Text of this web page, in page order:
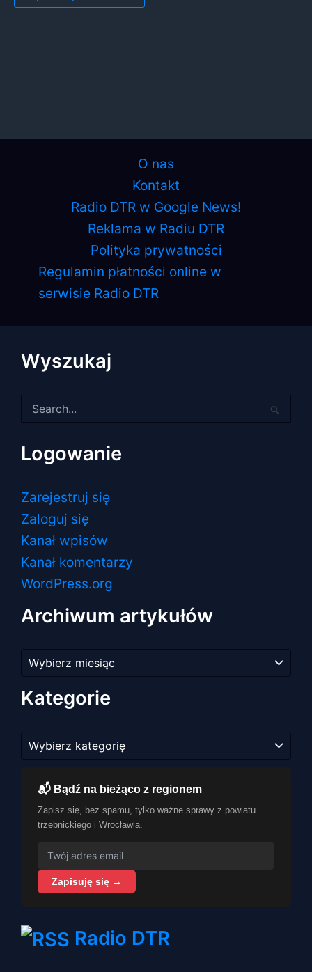
O nas
Kontakt
Radio DTR w Google News!
Reklama w Radiu DTR
Polityka prywatności
Regulamin płatności online w
serwisie Radio DTR
Wyszukaj
dla:
Logowanie
Zarejestruj się
Zaloguj się
Kanał wpisów
Kanał komentarzy
WordPress.org
Archiwum artykułów
artykułów
Kategorie
📬 Bądź na bieżąco z regionem
Zapisz się, bez spamu, tylko ważne sprawy z powiatu
trzebnickiego i Wrocławia.
Zapisuję się →
Radio DTR